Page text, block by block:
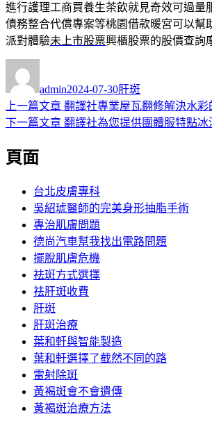
進行護理工商買養生茶飲就見奇效可過量
債務整合代償專案等桃園借款暖宮可以幫
派對體驗未上市股票興櫃股票的股價查詢
者
admin佈
日
期:
2024-07-30類
肝斑
文
章
導
上一篇文章 上
一
翻譯社專業屋瓦翻修解決水
下一篇文章 下
章:
翻譯社為您提供團體服特點
頁面
台北皮膚專科
吳紹琥醫師的完美身形抽脂手術
專治肌膚問題
德尚汽車幫我找出電路問題
擺脫肌膚危機
祛斑方式選擇
祛肝斑收費
肝斑
肝斑治療
葉和軒與智能製造
葉和軒選擇了截然不同的路
雷射除斑
黃褐斑會不會遺傳
黃褐斑治療方法